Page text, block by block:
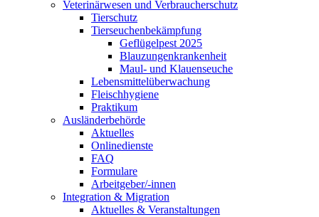
Veterinärwesen und Verbraucherschutz
Tierschutz
Tierseuchenbekämpfung
Geflügelpest 2025
Blauzungenkrankenheit
Maul- und Klauenseuche
Lebensmittelüberwachung
Fleischhygiene
Praktikum
Ausländerbehörde
Aktuelles
Onlinedienste
FAQ
Formulare
Arbeitgeber/-innen
Integration & Migration
Aktuelles & Veranstaltungen